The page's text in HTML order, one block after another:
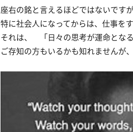
座右の銘と言えるほどではないです
特に社会人になってからは、仕事を
それは、 「日々の思考が運命とな
ご存知の方もいるかも知れませんが